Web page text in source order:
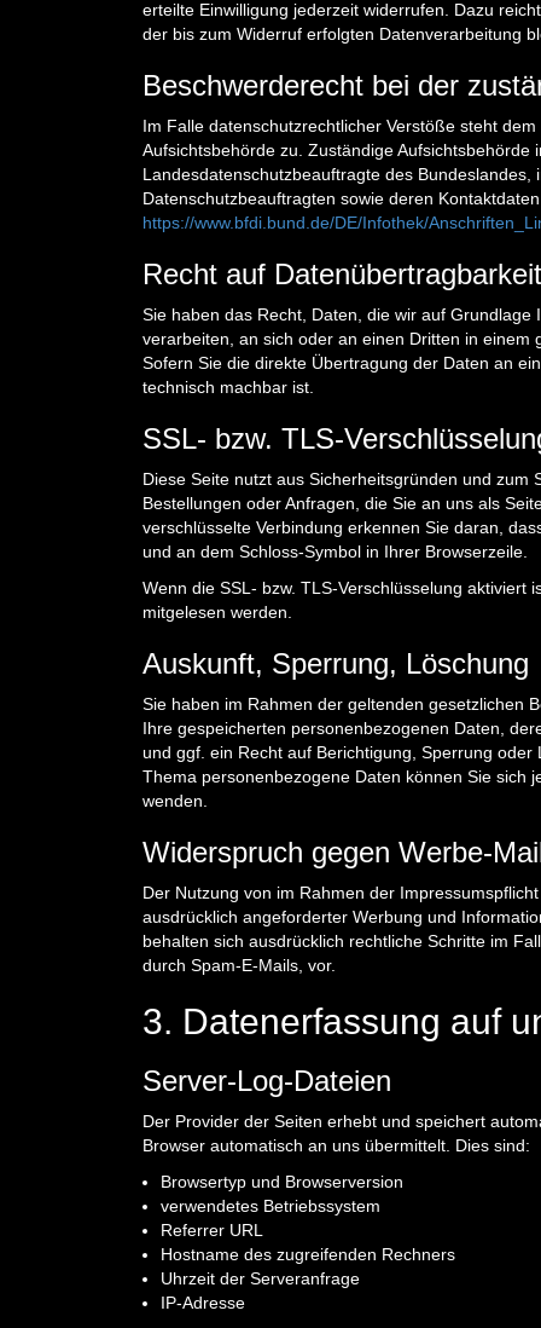
erteilte Einwilligung jederzeit widerrufen. Dazu
der bis zum Widerruf erfolgten Datenverarbeitung
Beschwerderecht bei der
Im Falle datenschutzrechtlicher Verstöße steht
Aufsichtsbehörde zu. Zuständige
Landesdatenschutzbeauftragte des
Datenschutzbeauftragten sowie deren
https://www.bfdi.bund.de/DE/Infothek/
Recht auf Datenübertragbarkeit
Sie haben das Recht, Daten, die wir auf
verarbeiten, an sich oder an einen Dritten in
Sofern Sie die direkte Übertragung der Daten an
technisch machbar ist.
SSL- bzw. TLS-
Diese Seite nutzt aus Sicherheitsgründen und
Bestellungen oder Anfragen, die Sie an uns als
verschlüsselte Verbindung erkennen Sie daran,
und an dem Schloss-Symbol in Ihrer Browserzeile.
Wenn die SSL- bzw. TLS-Verschlüsselung
mitgelesen werden.
Auskunft, Sperrung, Löschung
Sie haben im Rahmen der geltenden gesetzlichen
Ihre gespeicherten personenbezogenen Daten,
und ggf. ein Recht auf Berichtigung, Sperrung
Thema personenbezogene Daten können Sie sich
wenden.
Widerspruch gegen Werbe-
Der Nutzung von im Rahmen der
ausdrücklich angeforderter Werbung und
behalten sich ausdrücklich rechtliche Schritte im
durch Spam-E-Mails, vor.
3. Datenerfassung auf
Server-Log-Dateien
Der Provider der Seiten erhebt und speichert
Browser automatisch an uns übermittelt. Dies sind:
Browsertyp und Browserversion
verwendetes Betriebssystem
Referrer URL
Hostname des zugreifenden Rechners
Uhrzeit der Serveranfrage
IP-Adresse